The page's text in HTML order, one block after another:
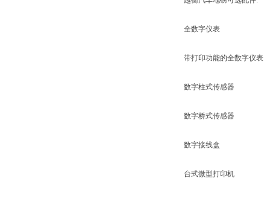
全数字仪表
带打印功能的全数字仪表
数字柱式传感器
数字桥式传感器
数字接线盒
台式微型打印机